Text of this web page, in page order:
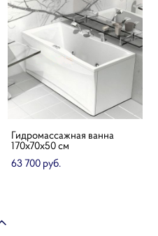
Гидромассажная ванна
170х70х50 см
63 700 pуб.